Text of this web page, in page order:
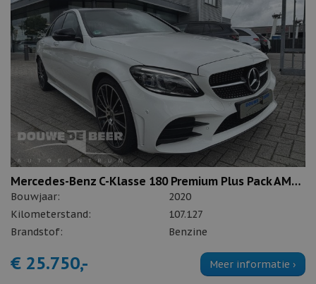
Mercedes-Benz C-Klasse 180 Premium Plus Pack AMG-line
Bouwjaar:
2020
Kilometerstand:
107.127
Brandstof:
Benzine
€ 25.750,- Meer informatie ›